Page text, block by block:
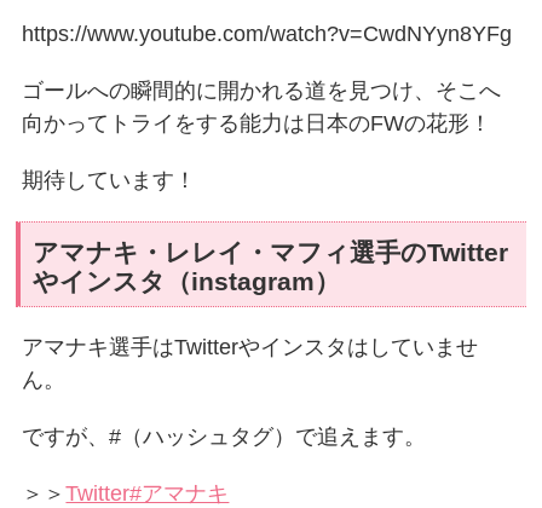
https://www.youtube.com/watch?v=CwdNYyn8YFg
ゴールへの瞬間的に開かれる道を見つけ、そこへ
向かってトライをする能力は日本のFWの花形！
期待しています！
アマナキ・レレイ・マフィ選手のTwitter
やインスタ（instagram）
アマナキ選手はTwitterやインスタはしていませ
ん。
ですが、#（ハッシュタグ）で追えます。
＞＞Twitter#アマナキ